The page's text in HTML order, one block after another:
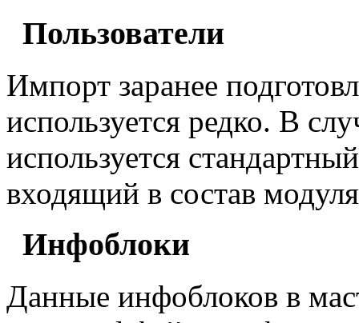
Пользователи
Импорт заранее
используется редко. В
используется
входящий в состав
Инфоблоки
Данные инфоблоков в